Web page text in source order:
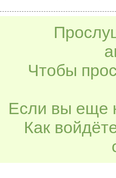
Чтобы
Если вы еще
Как